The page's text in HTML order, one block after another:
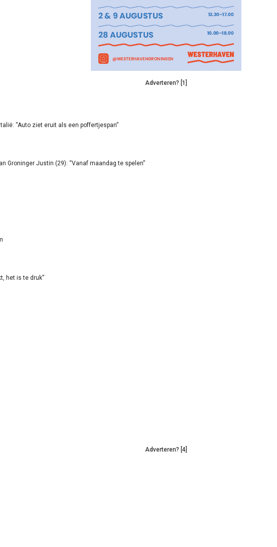
Adverteren? [1]
“Auto ziet eruit als een poffertjespan”
Groninger Justin (29): “Vanaf maandag te spelen”
het is te druk”
Adverteren? [4]